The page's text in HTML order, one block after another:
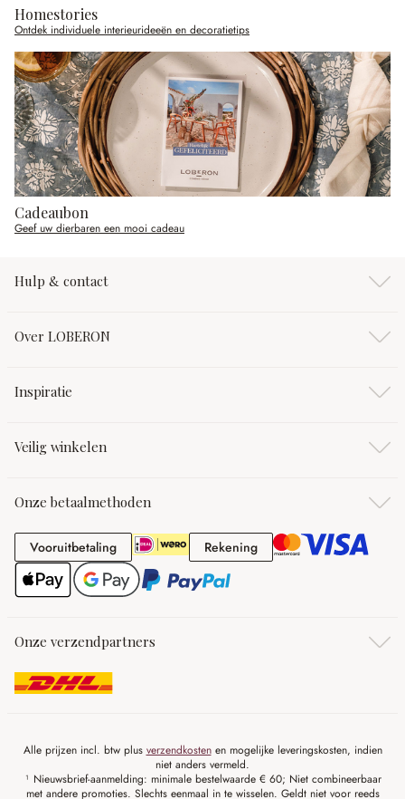
Homestories
Ontdek individuele interieurideeën en decoratietips
Cadeaubon
Geef uw dierbaren een mooi cadeau
Hulp & contact
Over LOBERON
Inspiratie
Veilig winkelen
Onze betaalmethoden
VooruitbetalingVooruitbetaling RekeningRekening
Onze verzendpartners
Alle prijzen incl. btw plus verzendkostenen mogelijke leveringskosten, indien
niet anders vermeld.
¹ Nieuwsbrief-aanmelding: minimale bestelwaarde € 60; Niet combineerbaar
met andere promoties. Slechts eenmaal in te wisselen. Geldt niet voor reeds